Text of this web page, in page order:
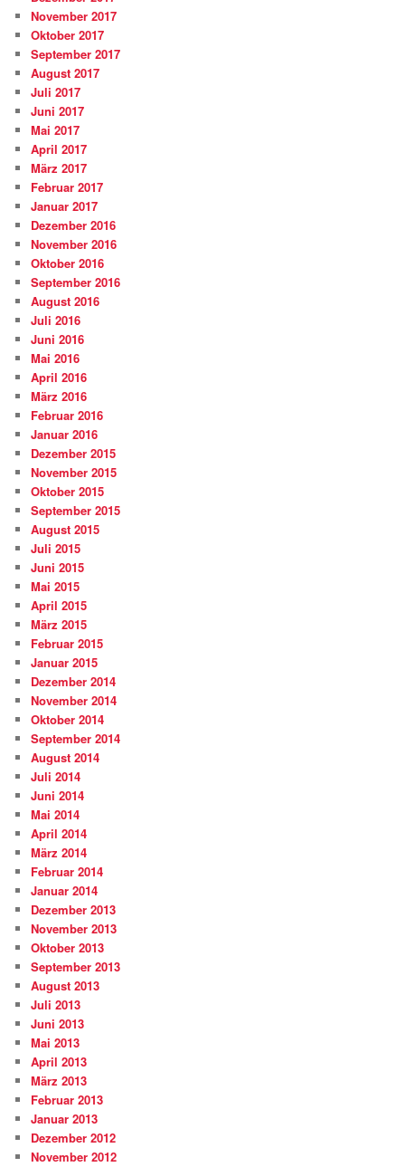
November 2017
Oktober 2017
September 2017
August 2017
Juli 2017
Juni 2017
Mai 2017
April 2017
März 2017
Februar 2017
Januar 2017
Dezember 2016
November 2016
Oktober 2016
September 2016
August 2016
Juli 2016
Juni 2016
Mai 2016
April 2016
März 2016
Februar 2016
Januar 2016
Dezember 2015
November 2015
Oktober 2015
September 2015
August 2015
Juli 2015
Juni 2015
Mai 2015
April 2015
März 2015
Februar 2015
Januar 2015
Dezember 2014
November 2014
Oktober 2014
September 2014
August 2014
Juli 2014
Juni 2014
Mai 2014
April 2014
März 2014
Februar 2014
Januar 2014
Dezember 2013
November 2013
Oktober 2013
September 2013
August 2013
Juli 2013
Juni 2013
Mai 2013
April 2013
März 2013
Februar 2013
Januar 2013
Dezember 2012
November 2012